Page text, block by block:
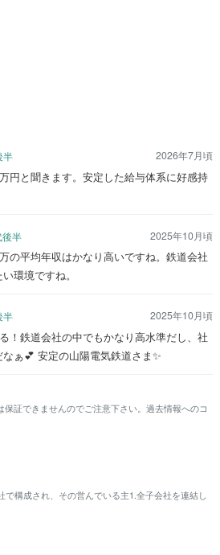
半 2026年7月頃
円と聞きます。安定した給与体系に好感持
半 2025年10月頃
の平均年収はかなり高いですね。鉄道会社
環境ですね。
半 2025年10月頃
！鉄道会社の中でもかなり高水準だし、社
ぁ💕 安定の山陽電気鉄道さま✨
証できませんのでご注意下さい。過去情報へのコ
で構成され、その営んでいる主1.全子会社を連結し